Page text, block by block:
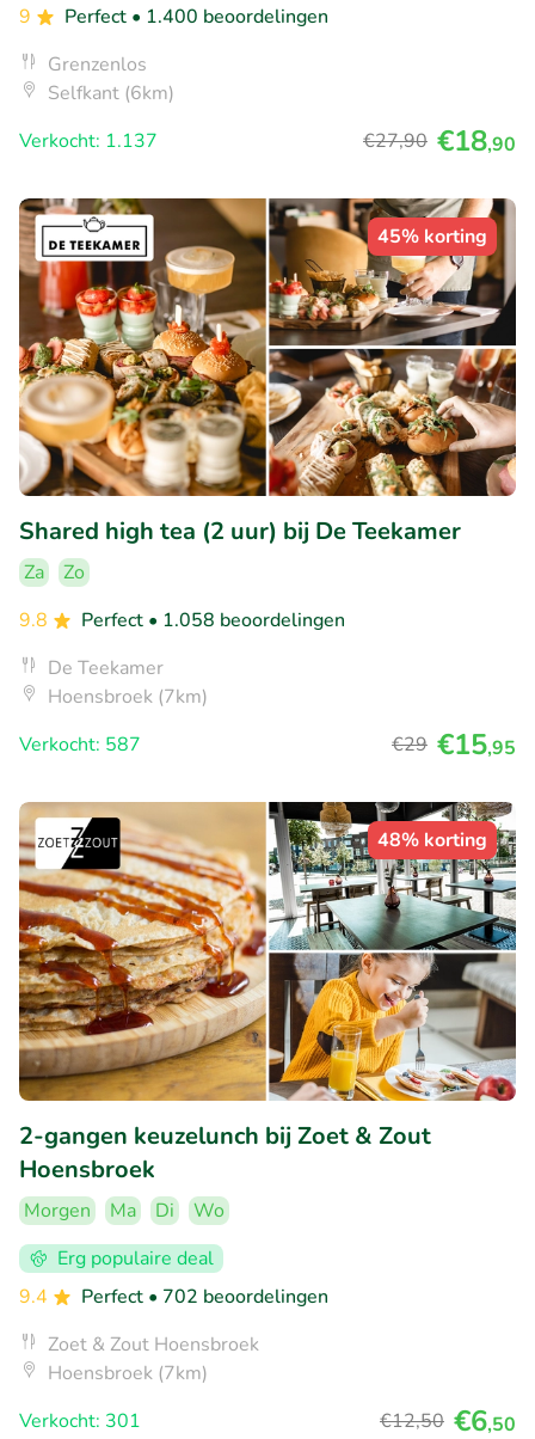
9
Perfect • 1.400 beoordelingen
Grenzenlos
Selfkant (6km)
Verkocht: 1.137
€27,90 €18,90
45% korting
Shared high tea (2 uur) bij De Teekamer
Za
Zo
9.8
Perfect • 1.058 beoordelingen
De Teekamer
Hoensbroek (7km)
Verkocht: 587
€29 €15,95
48% korting
2-gangen keuzelunch bij Zoet & Zout
Hoensbroek
Morgen Ma Di
Wo
Erg populaire deal
9.4
Perfect • 702 beoordelingen
Zoet & Zout Hoensbroek
Hoensbroek (7km)
Verkocht: 301
€12,50 €6,50